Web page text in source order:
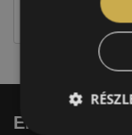
címkével
Elérhetőség